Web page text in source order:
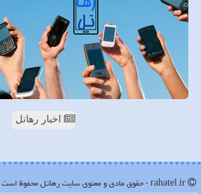
اخبار رهاتل